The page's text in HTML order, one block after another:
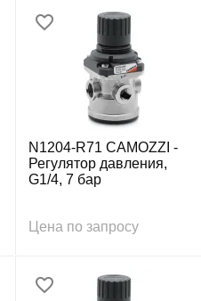
N1204-R71 CAMOZZI -
Регулятор давления,
G1/4, 7 бар
Цена по запросу